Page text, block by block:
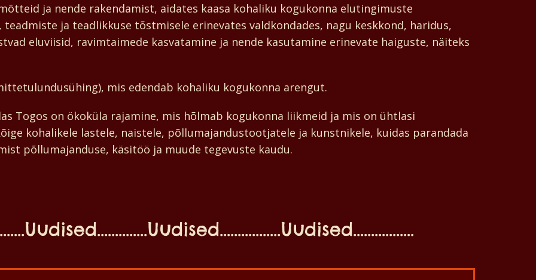
ja nende rakendamist, aidates kaasa kohaliku kogukonna elutingimuste
teadmiste ja teadlikkuse tõstmisele erinevates valdkondades, nagu keskkond, haridus,
eluviisid, ravimtaimede kasvatamine ja nende kasutamine erinevate haiguste, näiteks
mis edendab kohaliku kogukonna arengut.
Togos on ökoküla rajamine, mis hõlmab kogukonna liikmeid ja mis on ühtlasi
kohalikele lastele, naistele, põllumajandustootjatele ja kunstnikele, kuidas parandada
põllumajanduse, käsitöö ja muude tegevuste kaudu.